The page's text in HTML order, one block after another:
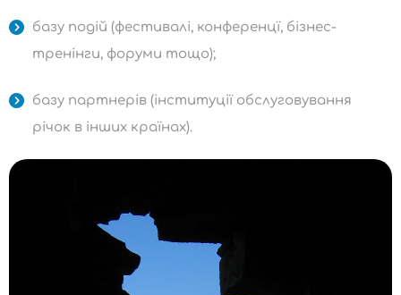
базу подій (фестивалі, конференцї, бізнес-
тренінги, форуми тощо);
базу партнерів (інституції обслуговування
річок в інших країнах).